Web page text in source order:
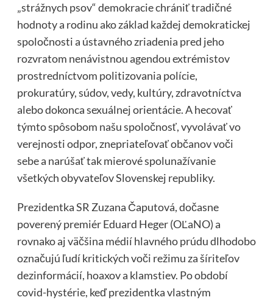
„strážnych psov“ demokracie chrániť tradičné
hodnoty a rodinu ako základ každej demokratickej
spoločnosti a ústavného zriadenia pred jeho
rozvratom nenávistnou agendou extrémistov
prostredníctvom politizovania polície,
prokuratúry, súdov, vedy, kultúry, zdravotníctva
alebo dokonca sexuálnej orientácie. A hecovať
týmto spôsobom našu spoločnosť, vyvolávať vo
verejnosti odpor, znepriateľovať občanov voči
sebe a narúšať tak mierové spolunažívanie
všetkých obyvateľov Slovenskej republiky.
Prezidentka SR Zuzana Čaputová, dočasne
poverený premiér Eduard Heger (OĽaNO) a
rovnako aj väčšina médií hlavného prúdu dlhodobo
označujú ľudí kritických voči režimu za šíriteľov
dezinformácií, hoaxov a klamstiev. Po období
covid-hystérie, keď prezidentka vlastným